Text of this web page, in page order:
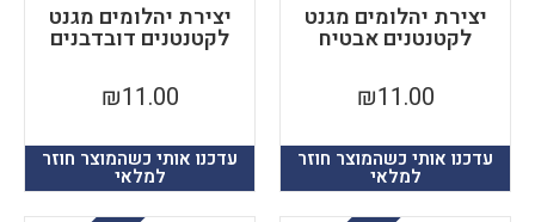
יצירת יהלומים מגנט
לקטנטנים אבטיח
₪11.00
עדכנו אותי כשהמוצר חוזר
למלאי
יצירת יהלומים מגנט
לקטנטנים דובדבנים
₪11.00
עדכנו אותי כשהמוצר חוזר
למלאי